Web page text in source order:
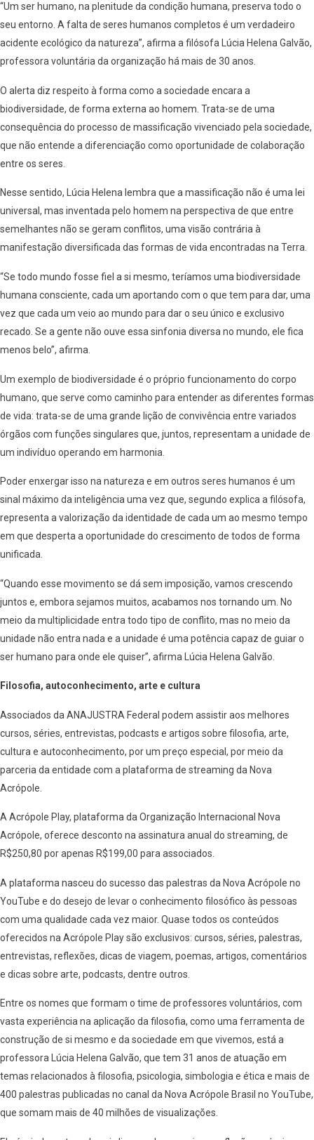
“Um ser humano, na plenitude da condição humana, preserva todo o
seu entorno. A falta de seres humanos completos é um verdadeiro
acidente ecológico da natureza”, afirma a filósofa Lúcia Helena Galvão,
professora voluntária da organização há mais de 30 anos.
O alerta diz respeito à forma como a sociedade encara a
biodiversidade, de forma externa ao homem. Trata-se de uma
consequência do processo de massificação vivenciado pela sociedade,
que não entende a diferenciação como oportunidade de colaboração
entre os seres.
Nesse sentido, Lúcia Helena lembra que a massificação não é uma lei
universal, mas inventada pelo homem na perspectiva de que entre
semelhantes não se geram conflitos, uma visão contrária à
manifestação diversificada das formas de vida encontradas na Terra.
“Se todo mundo fosse fiel a si mesmo, teríamos uma biodiversidade
humana consciente, cada um aportando com o que tem para dar, uma
vez que cada um veio ao mundo para dar o seu único e exclusivo
recado. Se a gente não ouve essa sinfonia diversa no mundo, ele fica
menos belo”, afirma.
Um exemplo de biodiversidade é o próprio funcionamento do corpo
humano, que serve como caminho para entender as diferentes formas
de vida: trata-se de uma grande lição de convivência entre variados
órgãos com funções singulares que, juntos, representam a unidade de
um indivíduo operando em harmonia.
Poder enxergar isso na natureza e em outros seres humanos é um
sinal máximo da inteligência uma vez que, segundo explica a filósofa,
representa a valorização da identidade de cada um ao mesmo tempo
em que desperta a oportunidade do crescimento de todos de forma
unificada.
“Quando esse movimento se dá sem imposição, vamos crescendo
juntos e, embora sejamos muitos, acabamos nos tornando um. No
meio da multiplicidade entra todo tipo de conflito, mas no meio da
unidade não entra nada e a unidade é uma potência capaz de guiar o
ser humano para onde ele quiser”, afirma Lúcia Helena Galvão.
Filosofia, autoconhecimento, arte e cultura
Associados da ANAJUSTRA Federal podem assistir aos melhores
cursos, séries, entrevistas, podcasts e artigos sobre filosofia, arte,
cultura e autoconhecimento, por um preço especial, por meio da
parceria da entidade com a plataforma de streaming da Nova
Acrópole.
A Acrópole Play, plataforma da Organização Internacional Nova
Acrópole, oferece desconto na assinatura anual do streaming, de
R$250,80 por apenas R$199,00 para associados.
A plataforma nasceu do sucesso das palestras da Nova Acrópole no
YouTube e do desejo de levar o conhecimento filosófico às pessoas
com uma qualidade cada vez maior. Quase todos os conteúdos
oferecidos na Acrópole Play são exclusivos: cursos, séries, palestras,
entrevistas, reflexões, dicas de viagem, poemas, artigos, comentários
e dicas sobre arte, podcasts, dentre outros.
Entre os nomes que formam o time de professores voluntários, com
vasta experiência na aplicação da filosofia, como uma ferramenta de
construção de si mesmo e da sociedade em que vivemos, está a
professora Lúcia Helena Galvão, que tem 31 anos de atuação em
temas relacionados à filosofia, psicologia, simbologia e ética e mais de
400 palestras publicadas no canal da Nova Acrópole Brasil no YouTube,
que somam mais de 40 milhões de visualizações.